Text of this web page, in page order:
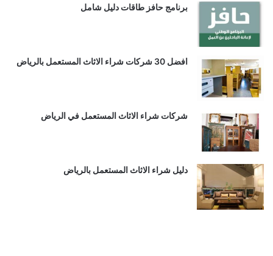
برنامج حافز طاقات دليل شامل
افضل 30 شركات شراء الاثاث المستعمل بالرياض
شركات شراء الاثاث المستعمل في الرياض
دليل شراء الاثاث المستعمل بالرياض